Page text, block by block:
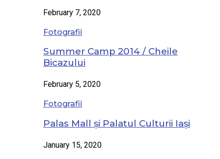
February 7, 2020
Fotografii
Summer Camp 2014 / Cheile
Bicazului
February 5, 2020
Fotografii
Palas Mall și Palatul Culturii Iași
January 15, 2020